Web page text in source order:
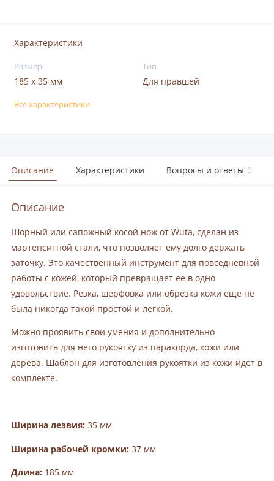
Характеристики
Размер
185 x 35 мм
Тип
Для правшей
Все характеристики
Описание Характеристики Вопросы и ответы 0
Описание
Шорный или сапожный косой нож от Wuta, сделан из
мартенситной стали, что позволяет ему долго держать
заточку. Это качественный инструмент для повседневной
работы с кожей, который превращает ее в одно
удовольствие. Резка, шерфовка или обрезка кожи еще не
была никогда такой простой и легкой.
Можно проявить свои умения и дополнительно
изготовить для него рукоятку из паракорда, кожи или
дерева. Шаблон для изготовления рукоятки из кожи идет в
комплекте.
Ширина лезвия: 35 мм
Ширина рабочей кромки: 37 мм
Длина: 185 мм